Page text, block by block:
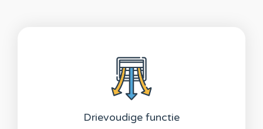
Drievoudige functie